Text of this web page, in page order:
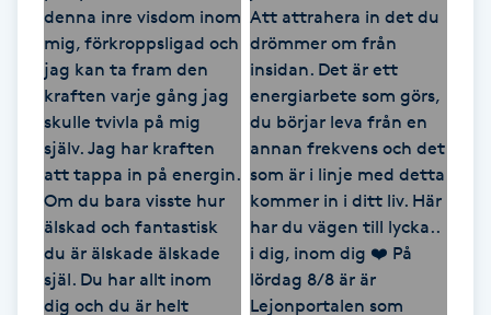
Hudföryngring
Huduppstramning
Hudvård
Hyaluronsyra
Hyperhidros